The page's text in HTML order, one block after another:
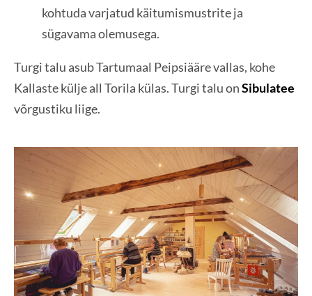
kohtuda varjatud käitumismustrite ja
sügavama olemusega.
Turgi talu asub Tartumaal Peipsiääre vallas, kohe
Kallaste külje all Torila külas. Turgi talu onSibulatee
võrgustiku liige.